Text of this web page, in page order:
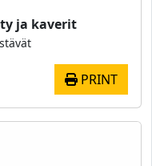
ja kaverit
PRINT